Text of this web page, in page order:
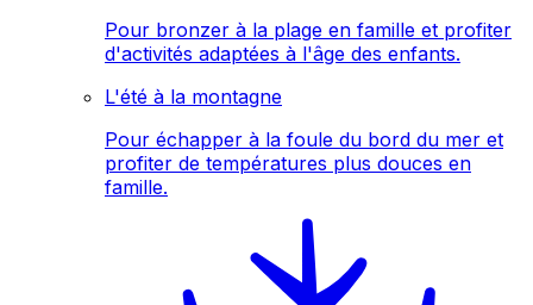
Pour bronzer à la plage en famille et profiter
d'activités adaptées à l'âge des enfants.
L'été à la montagne
Pour échapper à la foule du bord du mer et
profiter de températures plus douces en
famille.